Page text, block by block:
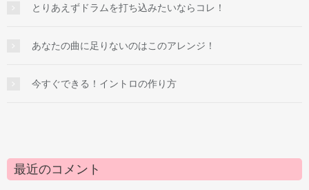
とりあえずドラムを打ち込みたいならコレ！
あなたの曲に足りないのはこのアレンジ！
今すぐできる！イントロの作り方
最近のコメント